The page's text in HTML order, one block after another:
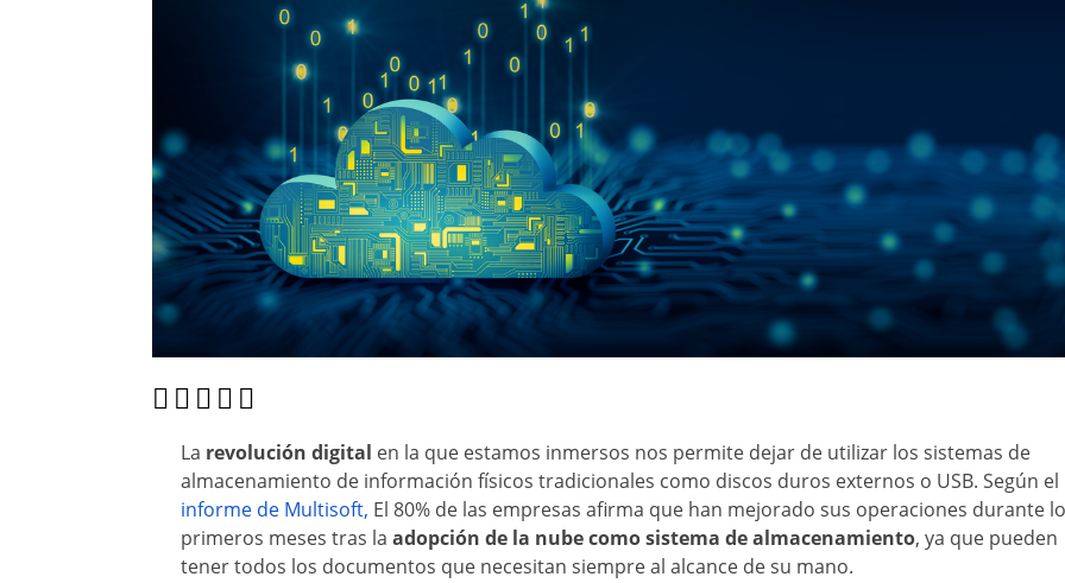
La revolución digital en la que estamos inmersos nos permite dejar de utilizar los sistemas de
almacenamiento de información físicos tradicionales como discos duros externos o USB. Según el
informe de Multisoft, El 80% de las empresas afirma que han mejorado sus operaciones durante
primeros meses tras la adopción de la nube como sistema de almacenamiento, ya que pueden
tener todos los documentos que necesitan siempre al alcance de su mano.